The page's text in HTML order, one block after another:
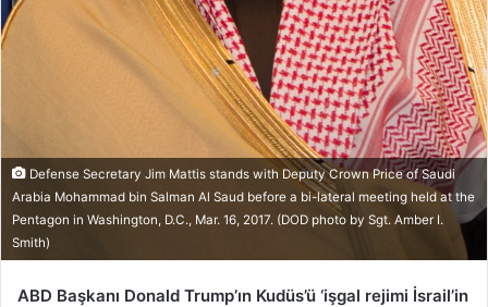
Defense Secretary Jim Mattis stands with Deputy Crown Price of Saudi
Arabia Mohammad bin Salman Al Saud before a bi-lateral meeting held at the
Pentagon in Washington, D.C., Mar. 16, 2017. (DOD photo by Sgt. Amber I.
Smith)
ABD Başkanı Donald Trump’ın Kudüs’ü ‘işgal rejimi İsrail’in